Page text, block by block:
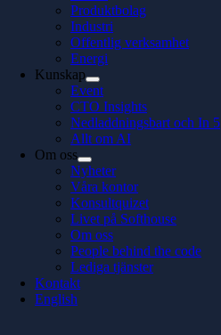
Produktbolag
Industri
Offentlig verksamhet
Energi
Kunskap
Event
CTO Insights
Nedladdningsbart och In 5
Allt om AI
Om oss
Nyheter
Våra kontor
Konsultquizet
Livet på Softhouse
Om oss
People behind the code
Lediga tjänster
Kontakt
English